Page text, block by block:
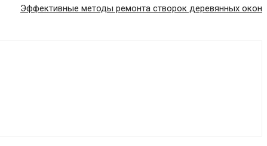
Эффективные методы ремонта створок деревянных окон